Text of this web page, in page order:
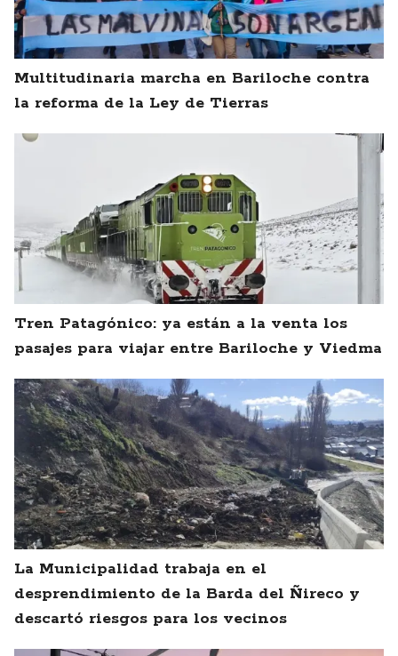
Multitudinaria marcha en Bariloche contra
la reforma de la Ley de Tierras
Tren Patagónico: ya están a la venta los
pasajes para viajar entre Bariloche y Viedma
La Municipalidad trabaja en el
desprendimiento de la Barda del Ñireco y
descartó riesgos para los vecinos